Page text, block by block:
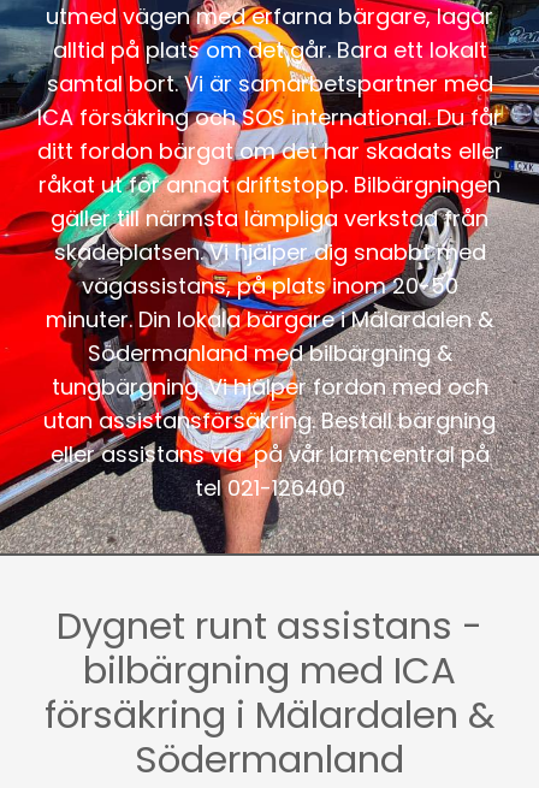
utmed vägen med erfarna bärgare, lagar
alltid på plats om det går. Bara ett lokalt
samtal bort. Vi är samarbetspartner med
ICA försäkring och SOS international. Du får
ditt fordon bärgat om det har skadats eller
råkat ut för annat driftstopp. Bilbärgningen
gäller till närmsta lämpliga verkstad från
skadeplatsen. Vi hjälper dig snabbt med
vägassistans, på plats inom 20-50
minuter. Din lokala bärgare i Mälardalen &
Södermanland med bilbärgning &
tungbärgning. Vi hjälper fordon med och
utan assistansförsäkring. Beställ bärgning
eller assistans via på vår larmcentral på
tel021-126400
Dygnet runt assistans -
bilbärgning med ICA
försäkring i Mälardalen &
Södermanland